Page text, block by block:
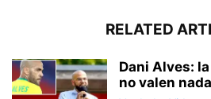
RELATED
Dani Alves:
no valen